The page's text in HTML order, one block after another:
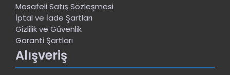
Mesafeli Satış Sözleşmesi
İptal ve İade Şartları
Gizlilik ve Güvenlik
Garanti Şartları
Alışveriş